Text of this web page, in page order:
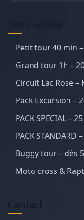
Petit tour 40 min –
Grand tour 1h –
Circuit Lac Rose –
Pack Excursion –
PACK SPECIAL –
PACK STANDARD
Buggy tour – dès
Moto cross &